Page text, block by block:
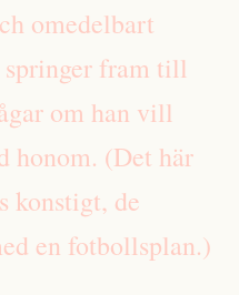
omedelbart
fram till
om han vill
honom. (Det här
konstigt, de
en fotbollsplan.)